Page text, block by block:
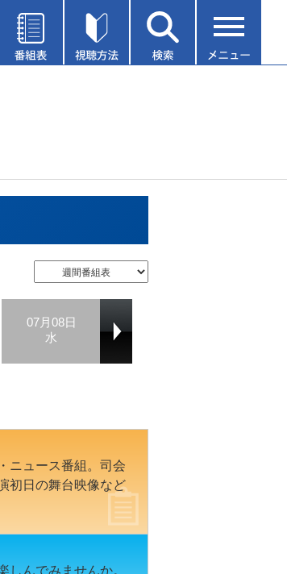
07月08日
水
ニュース番組。司会
初日の舞台映像など
んでみませんか。